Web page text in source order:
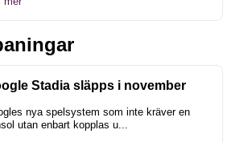
Stadia släpps i november
nya spelsystem som inte kräver en
utan enbart kopplas u...